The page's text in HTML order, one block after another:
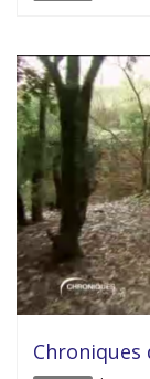
Chroniques